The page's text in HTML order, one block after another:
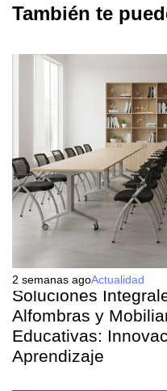
También te
2 semanas agoActualidad
Soluciones
Alfombras y
Educativas:
Aprendizaje